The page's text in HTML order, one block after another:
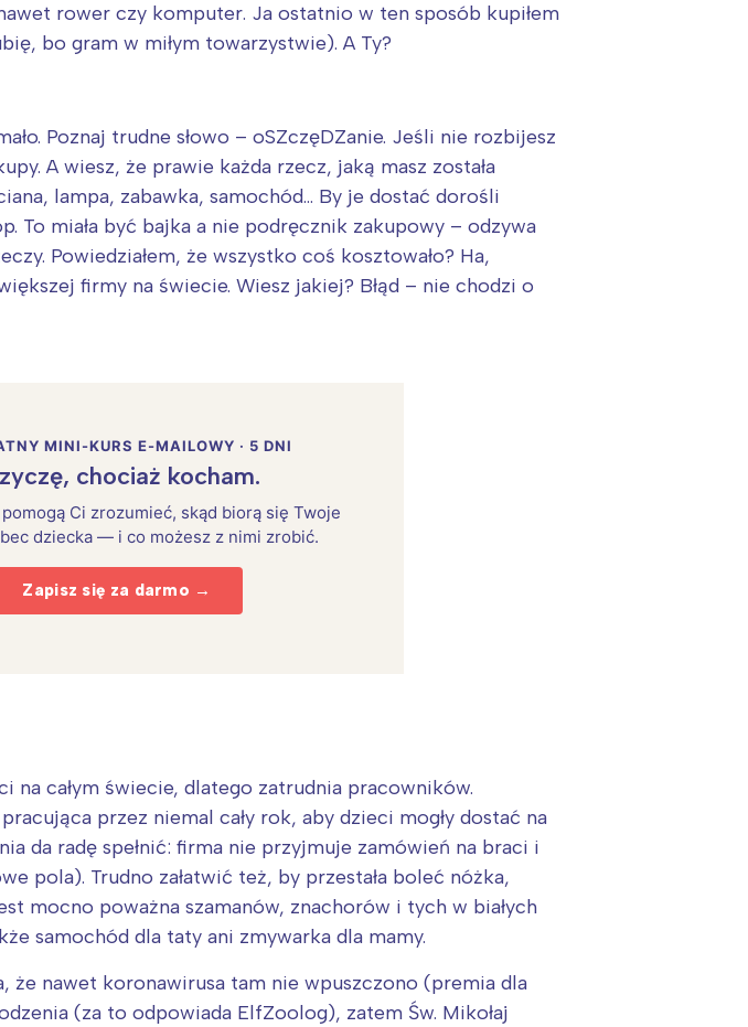
rower czy komputer. Ja ostatnio w ten sposób kupiłem
bo gram w miłym towarzystwie). A Ty?
Poznaj trudne słowo – oSZczęDZanie. Jeśli nie rozbijesz
A wiesz, że prawie każda rzecz, jaką masz została
lampa, zabawka, samochód… By je dostać dorośli
To miała być bajka a nie podręcznik zakupowy – odzywa
Powiedziałem, że wszystko coś kosztowało? Ha,
firmy na świecie. Wiesz jakiej? Błąd – nie chodzi o
MINI-KURS E-MAILOWY · 5 DNI
chociaż kocham.
Ci zrozumieć, skąd biorą się Twoje
dziecka — i co możesz z nimi zrobić.
Zapisz się za darmo →
na całym świecie, dlatego zatrudnia pracowników.
przez niemal cały rok, aby dzieci mogły dostać na
da radę spełnić: firma nie przyjmuje zamówień na braci i
pola). Trudno załatwić też, by przestała boleć nóżka,
mocno poważna szamanów, znachorów i tych w białych
samochód dla taty ani zmywarka dla mamy.
nawet koronawirusa tam nie wpuszczono (premia dla
(za to odpowiada ElfZoolog), zatem Św. Mikołaj
z tego regionu:
Śląsk